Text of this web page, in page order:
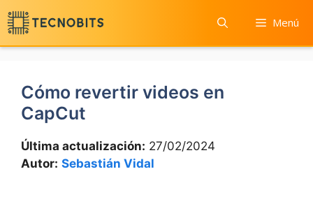
Saltar
al
contenido
Menú
Cómo revertir videos en
CapCut
Última actualización: 27/02/2024
Autor: Sebastián Vidal